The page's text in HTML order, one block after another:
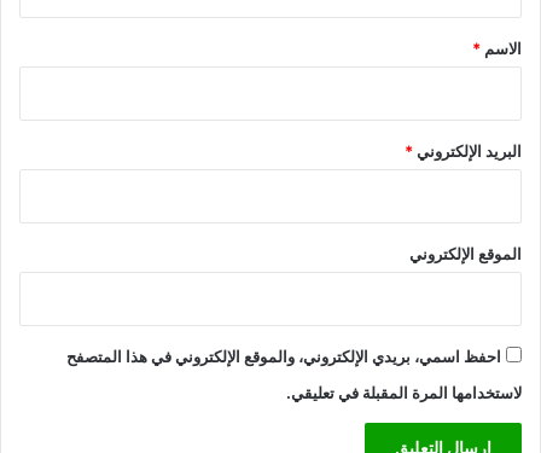
*
الاسم *
البريد الإلكتروني*
الموقع الإلكتروني
احفظ اسمي، بريدي الإلكتروني، والموقع الإلكتروني في هذا المتصفح
لاستخدامها المرة المقبلة في تعليقي.